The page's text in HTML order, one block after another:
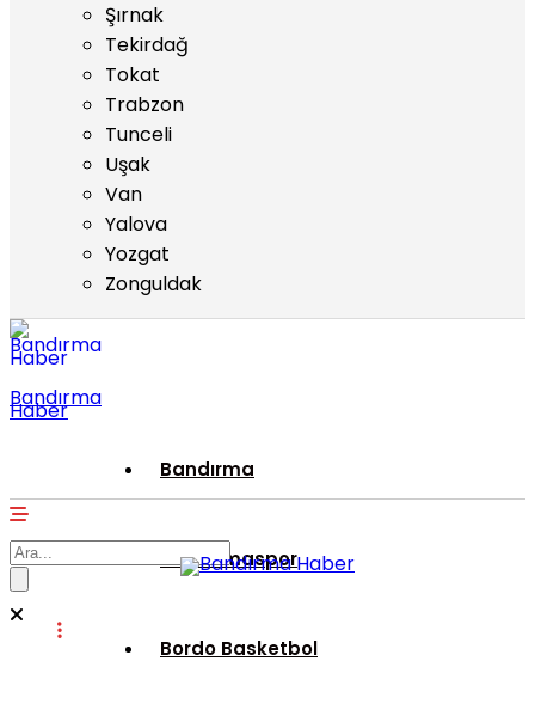
Şırnak
Tekirdağ
Tokat
Trabzon
Tunceli
Uşak
Van
Yalova
Yozgat
Zonguldak
Bandırma
Haber
Bandırma
Bandırmaspor
Bordo Basketbol